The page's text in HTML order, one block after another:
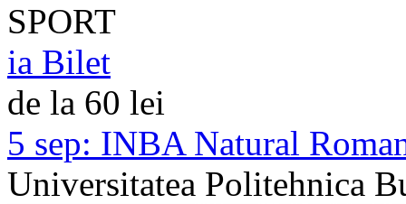
SPORT
ia Bilet
de la 60 lei
5 sep: INBA Natural
Universitatea Politehnica